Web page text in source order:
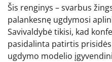
Šis renginys – svarbus
palankesnę ugdymosi
Savivaldybė tikisi, kad
pasidalinta patirtis
ugdymo modelio